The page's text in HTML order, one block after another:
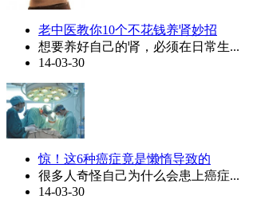
老中医教你10个不花钱养肾妙招
想要养好自己的肾，必须在日常生...
14-03-30
惊！这6种癌症竟是懒惰导致的
很多人奇怪自己为什么会患上癌症...
14-03-30